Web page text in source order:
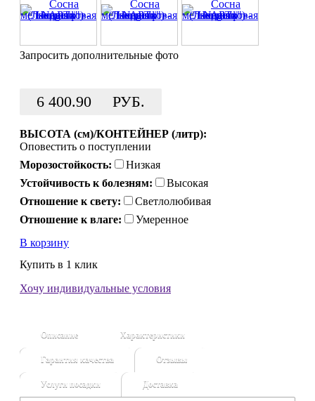
Запросить дополнительные фото
6 400.90 РУБ.
ВЫСОТА (см)/КОНТЕЙНЕР (литр):
Оповестить о поступлении
Морозостойкость:
Низкая
Устойчивость к болезням:
Высокая
Отношение к свету:
Светлолюбивая
Отношение к влаге:
Умеренное
В корзину
Купить в 1 клик
Хочу индивидуальные условия
Описание Характеристики
Гарантия качества Отзывы
Услуги посадки Доставка